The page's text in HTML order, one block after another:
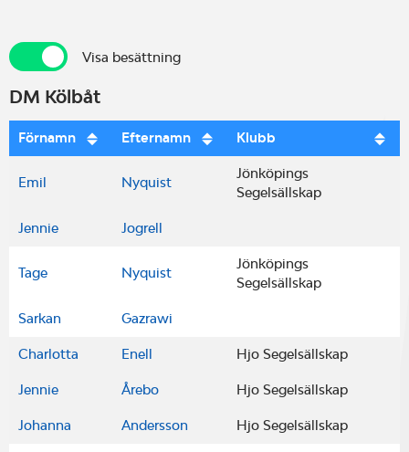
Visa besättningVisa besättning
DM Kölbåt
Förnamn Efternamn Klubb
Emil Nyquist
Jönköpings
Segelsällskap
Jennie Jogrell
Tage Nyquist
Jönköpings
Segelsällskap
Sarkan Gazrawi
Charlotta Enell Hjo Segelsällskap
Jennie Årebo Hjo Segelsällskap
Johanna Andersson Hjo Segelsällskap